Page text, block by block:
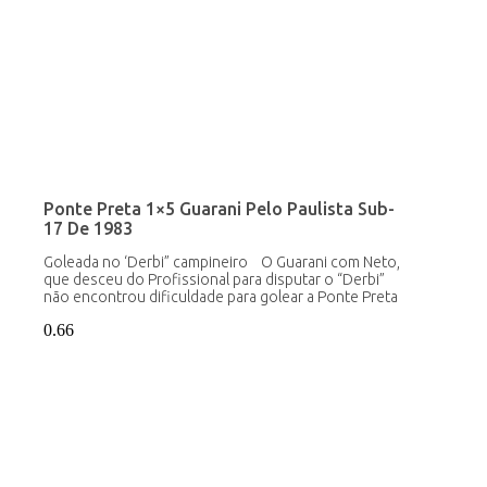
Ponte Preta 1×5 Guarani Pelo Paulista Sub-
17 De 1983
Goleada no ‘Derbi” campineiro O Guarani com Neto,
que desceu do Profissional para disputar o “Derbi”
não encontrou dificuldade para golear a Ponte Preta